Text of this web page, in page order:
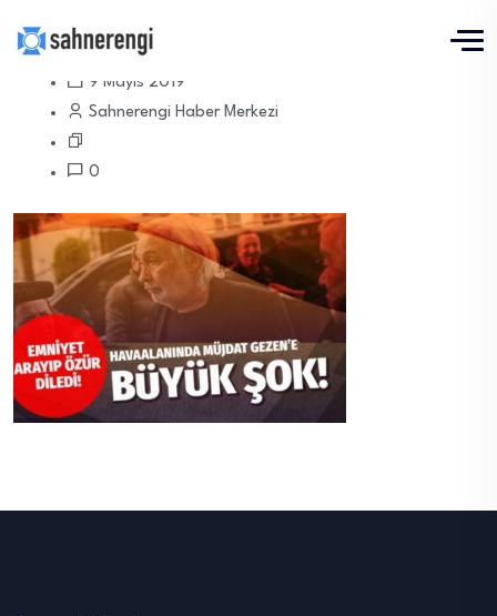
9 Mayıs 2019
Sahnerengi Haber Merkezi
0